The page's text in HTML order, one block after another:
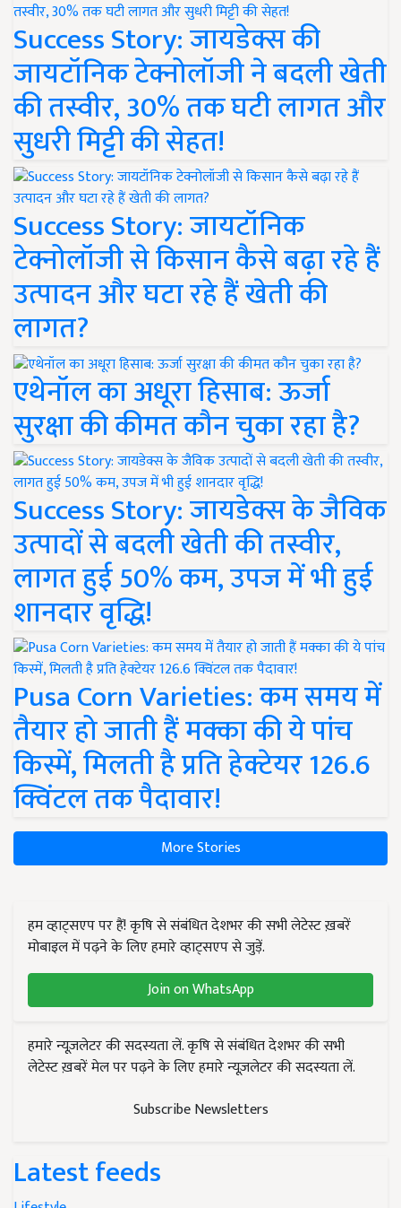
Success Story: जायडेक्स की
जायटॉनिक टेक्नोलॉजी ने बदली खेती
की तस्वीर, 30% तक घटी लागत और
सुधरी मिट्टी की सेहत!
Success Story: जायटॉनिक
टेक्नोलॉजी से किसान कैसे बढ़ा रहे हैं
उत्पादन और घटा रहे हैं खेती की
लागत?
एथेनॉल का अधूरा हिसाब: ऊर्जा
सुरक्षा की कीमत कौन चुका रहा है?
Success Story: जायडेक्स के जैविक
उत्पादों से बदली खेती की तस्वीर,
लागत हुई 50% कम, उपज में भी हुई
शानदार वृद्धि!
Pusa Corn Varieties: कम समय में
तैयार हो जाती हैं मक्का की ये पांच
किस्में, मिलती है प्रति हेक्टेयर 126.6
क्विंटल तक पैदावार!
More Stories
हम व्हाट्सएप पर हैं! कृषि से संबंधित देशभर की सभी लेटेस्ट ख़बरें
मोबाइल में पढ़ने के लिए हमारे व्हाट्सएप से जुड़ें.
Join on WhatsApp
हमारे न्यूज़लेटर की सदस्यता लें. कृषि से संबंधित देशभर की सभी
लेटेस्ट ख़बरें मेल पर पढ़ने के लिए हमारे न्यूज़लेटर की सदस्यता लें.
Subscribe Newsletters
Latest feeds